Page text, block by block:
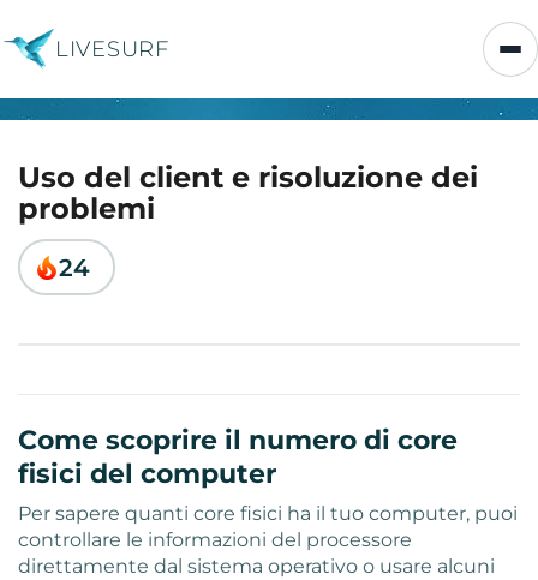
LIVESURF
Uso del client e risoluzione dei
problemi
24
Come scoprire il numero di core
fisici del computer
Per sapere quanti core fisici ha il tuo computer, puoi
controllare le informazioni del processore
direttamente dal sistema operativo o usare alcuni